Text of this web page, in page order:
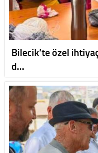
Bilecik’te özel
d…